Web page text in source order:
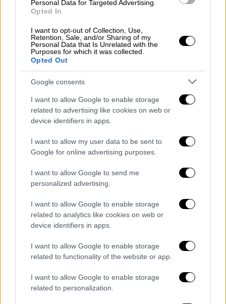
Personal Data for Targeted Advertising.
Opted In
I want to opt-out of Collection, Use,
Retention, Sale, and/or Sharing of my
Personal Data that Is Unrelated with the
Purposes for which it was collected.
Opted Out
Google consents
I want to allow Google to enable storage
related to advertising like cookies on web or
device identifiers in apps.
I want to allow my user data to be sent to
Google for online advertising purposes.
I want to allow Google to send me
personalized advertising.
I want to allow Google to enable storage
related to analytics like cookies on web or
device identifiers in apps.
I want to allow Google to enable storage
related to functionality of the website or app.
I want to allow Google to enable storage
related to personalization.
κατείχαν αστική ακίνητη περιουσία
αντικειμενικής αξίας μέχρι 200.000
ευρώ. Το εισοδηματικό όριο των 20.000
ευρώ θα προσαυξάνεται κατά 2.000
ευρώ για κάθε εξαρτώμενο τέκνο.
Μονογονεϊκές οικογένειες με ετήσιο
συνολικό εισόδημα μέχρι 22.000
ευρώ που κατείχαν αστική ακίνητη
περιουσία αντικειμενικής αξίας μέχρι
200.000 ευρώ. Το εισοδηματικό όριο
των 22.000 ευρώ θα προσαυξάνεται κατά
2.000 ευρώ για κάθε εξαρτώμενο τέκνο
μετά το πρώτο.
Υποβολή εκδήλωσης ενδιαφέροντος
μέχρι11/1/2021
Υποβολή στοιχείων παραστατικών έως
11/1/2021για αγορές λοιπών καυσίμων
θέρμανσης εκτός του πετρελαίου, που
τιμολογήθηκαν από1/10/2020 μέχρι
31/12/2020